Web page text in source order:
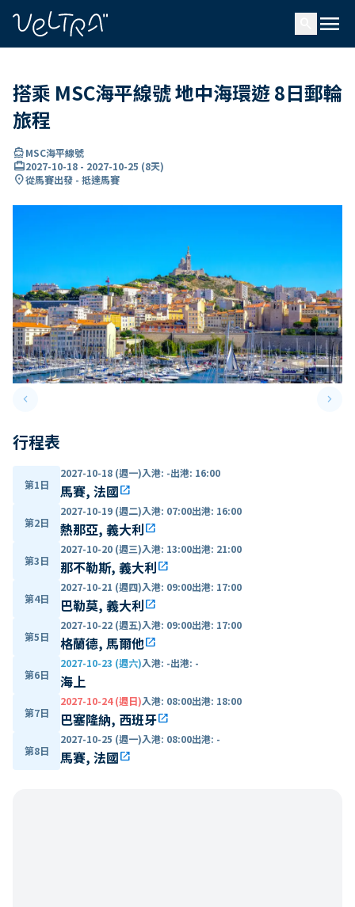
menu
搭乘 MSC海平線號 地中海環遊 8日郵輪
旅程
directions_boatMSC海平線號
card_travel2027-10-18 - 2027-10-25 (8天)
location_on從馬賽出發 - 抵達馬賽
keyboard_arrow_leftPrevious slide keyboard_arrow_right
行程表
第1日
2027-10-18 (週一)入港: -出港: 16:00
馬賽, 法國open_in_new
第2日
2027-10-19 (週二)入港: 07:00出港: 16:00
熱那亞, 義大利open_in_new
第3日
2027-10-20 (週三)入港: 13:00出港: 21:00
那不勒斯, 義大利open_in_new
第4日
2027-10-21 (週四)入港: 09:00出港: 17:00
巴勒莫, 義大利open_in_new
第5日
2027-10-22 (週五)入港: 09:00出港: 17:00
格蘭德, 馬爾他open_in_new
第6日
2027-10-23 (週六)入港: -出港: -
海上
第7日
2027-10-24 (週日)入港: 08:00出港: 18:00
巴塞隆納, 西班牙open_in_new
第8日
2027-10-25 (週一)入港: 08:00出港: -
馬賽, 法國open_in_new